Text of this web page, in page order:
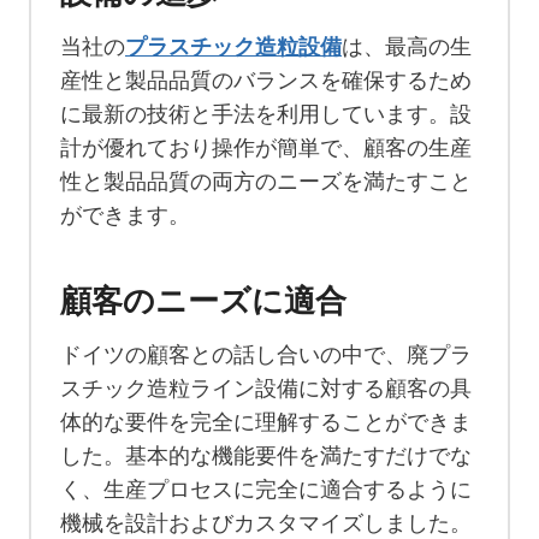
当社のプラスチック造粒設備は、最高の生
産性と製品品質のバランスを確保するため
に最新の技術と手法を利用しています。設
計が優れており操作が簡単で、顧客の生産
性と製品品質の両方のニーズを満たすこと
ができます。
顧客のニーズに適合
ドイツの顧客との話し合いの中で、廃プラ
スチック造粒ライン設備に対する顧客の具
体的な要件を完全に理解することができま
した。基本的な機能要件を満たすだけでな
く、生産プロセスに完全に適合するように
機械を設計およびカスタマイズしました。